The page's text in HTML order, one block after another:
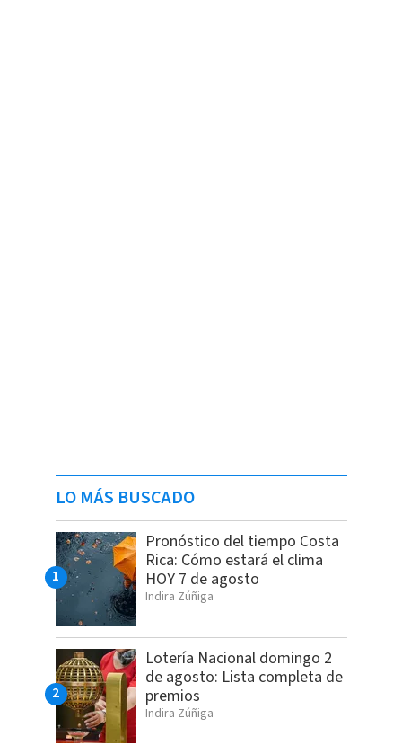
LO MÁS BUSCADO
Pronóstico del tiempo Costa
Rica: Cómo estará el clima
HOY 7 de agosto
Indira Zúñiga
Lotería Nacional domingo 2
de agosto: Lista completa de
premios
Indira Zúñiga